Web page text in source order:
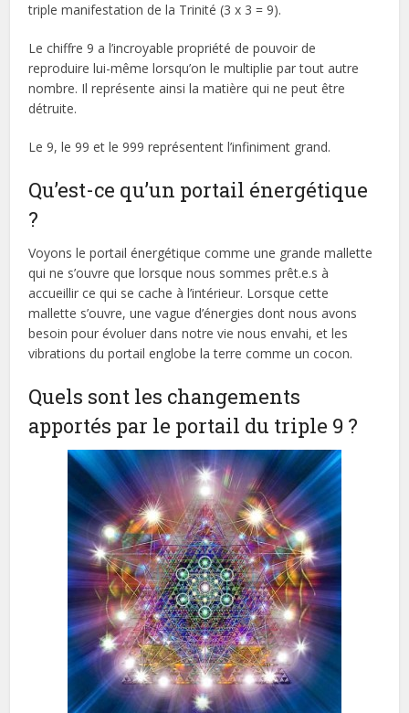
triple manifestation de la Trinité (3 x 3 = 9).
Le chiffre 9 a l’incroyable propriété de pouvoir de
reproduire lui-même lorsqu’on le multiplie par tout autre
nombre. Il représente ainsi la matière qui ne peut être
détruite.
Le 9, le 99 et le 999 représentent l’infiniment grand.
Qu’est-ce qu’un portail énergétique
?
Voyons le portail énergétique comme une grande mallette
qui ne s’ouvre que lorsque nous sommes prêt.e.s à
accueillir ce qui se cache à l’intérieur. Lorsque cette
mallette s’ouvre, une vague d’énergies dont nous avons
besoin pour évoluer dans notre vie nous envahi, et les
vibrations du portail englobe la terre comme un cocon.
Quels sont les changements
apportés par le portail du triple 9 ?